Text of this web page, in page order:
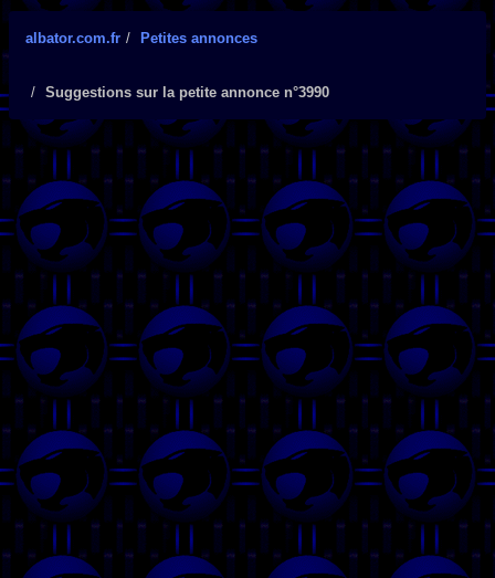
albator.com.fr Petites annonces
Suggestions sur la petite annonce n°3990